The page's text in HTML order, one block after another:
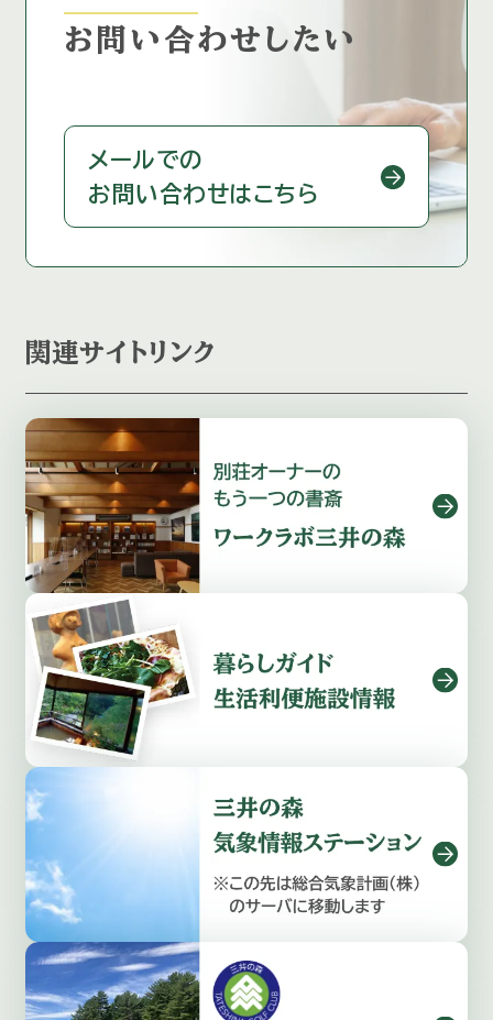
お問い合わせしたい
メールでの
お問い合わせはこちら
関連サイトリンク